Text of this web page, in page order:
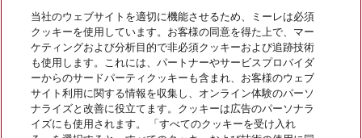
お問い合わせ
InstagramのMiele
YoutubeのMiele
当社のウェブサイトを適切に機能させるため、ミーレは必須
クッキーを使用しています。お客様の同意を得た上で、マー
ケティングおよび分析目的で非必須クッキーおよび追跡技術
も使用します。これには、パートナーやサービスプロバイダ
ーからのサードパーティクッキーも含まれ、お客様のウェブ
サイト利用に関する情報を収集し、オンライン体験のパーソ
ナライズと改善に役立てます。クッキーは広告のパーソナラ
イズにも使用されます。 「すべてのクッキーを受け入れ